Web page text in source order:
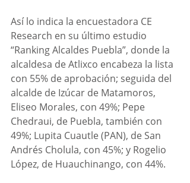
Así lo indica la encuestadora CE
Research en su último estudio
“Ranking Alcaldes Puebla”, donde la
alcaldesa de Atlixco encabeza la lista
con 55% de aprobación; seguida del
alcalde de Izúcar de Matamoros,
Eliseo Morales, con 49%; Pepe
Chedraui, de Puebla, también con
49%; Lupita Cuautle (PAN), de San
Andrés Cholula, con 45%; y Rogelio
López, de Huauchinango, con 44%.